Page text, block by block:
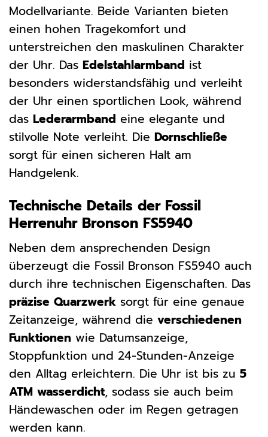
Modellvariante. Beide Varianten bieten
einen hohen Tragekomfort und
unterstreichen den maskulinen Charakter
der Uhr. Das Edelstahlarmband ist
besonders widerstandsfähig und verleiht
der Uhr einen sportlichen Look, während
das Lederarmband eine elegante und
stilvolle Note verleiht. Die Dornschließe
sorgt für einen sicheren Halt am
Handgelenk.
Technische Details der Fossil
Herrenuhr Bronson FS5940
Neben dem ansprechenden Design
überzeugt die Fossil Bronson FS5940 auch
durch ihre technischen Eigenschaften. Das
präzise Quarzwerk sorgt für eine genaue
Zeitanzeige, während die verschiedenen
Funktionen wie Datumsanzeige,
Stoppfunktion und 24-Stunden-Anzeige
den Alltag erleichtern. Die Uhr ist bis zu 5
ATM wasserdicht, sodass sie auch beim
Händewaschen oder im Regen getragen
werden kann.